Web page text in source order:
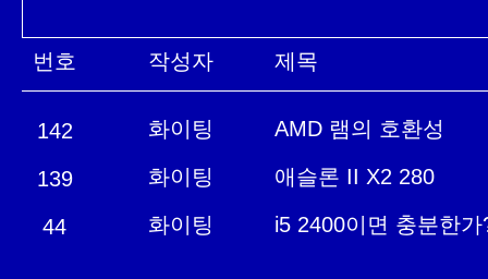
번호 작성자 제목
142 화이팅 AMD 램의 호환성
139 화이팅 애슬론 II X2 280
44 화이팅 i5 2400이면 충분한가